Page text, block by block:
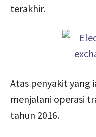
terakhir.
Atas penyakit yang
menjalani operasi
tahun 2016.